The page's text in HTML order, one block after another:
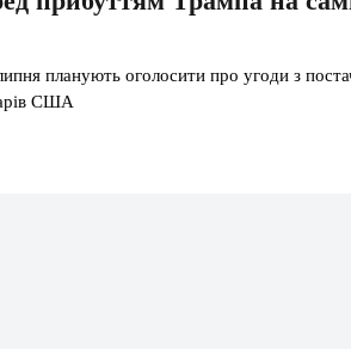
планують оголосити про угоди з
США